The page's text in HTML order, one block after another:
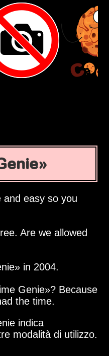
and easy so you
Are we allowed
in 2004.
Genie ? Because
the time.
indica
modalità di utilizzo.